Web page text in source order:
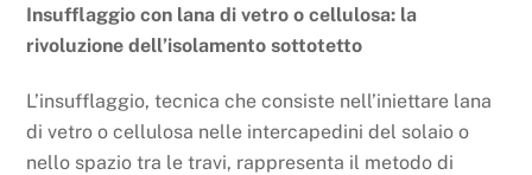
Insufflaggio con lana di vetro o cellulosa: la
rivoluzione dell’isolamento sottotetto
L’insufflaggio, tecnica che consiste nell’iniettare lana
di vetro o cellulosa nelle intercapedini del solaio o
nello spazio tra le travi, rappresenta il metodo di